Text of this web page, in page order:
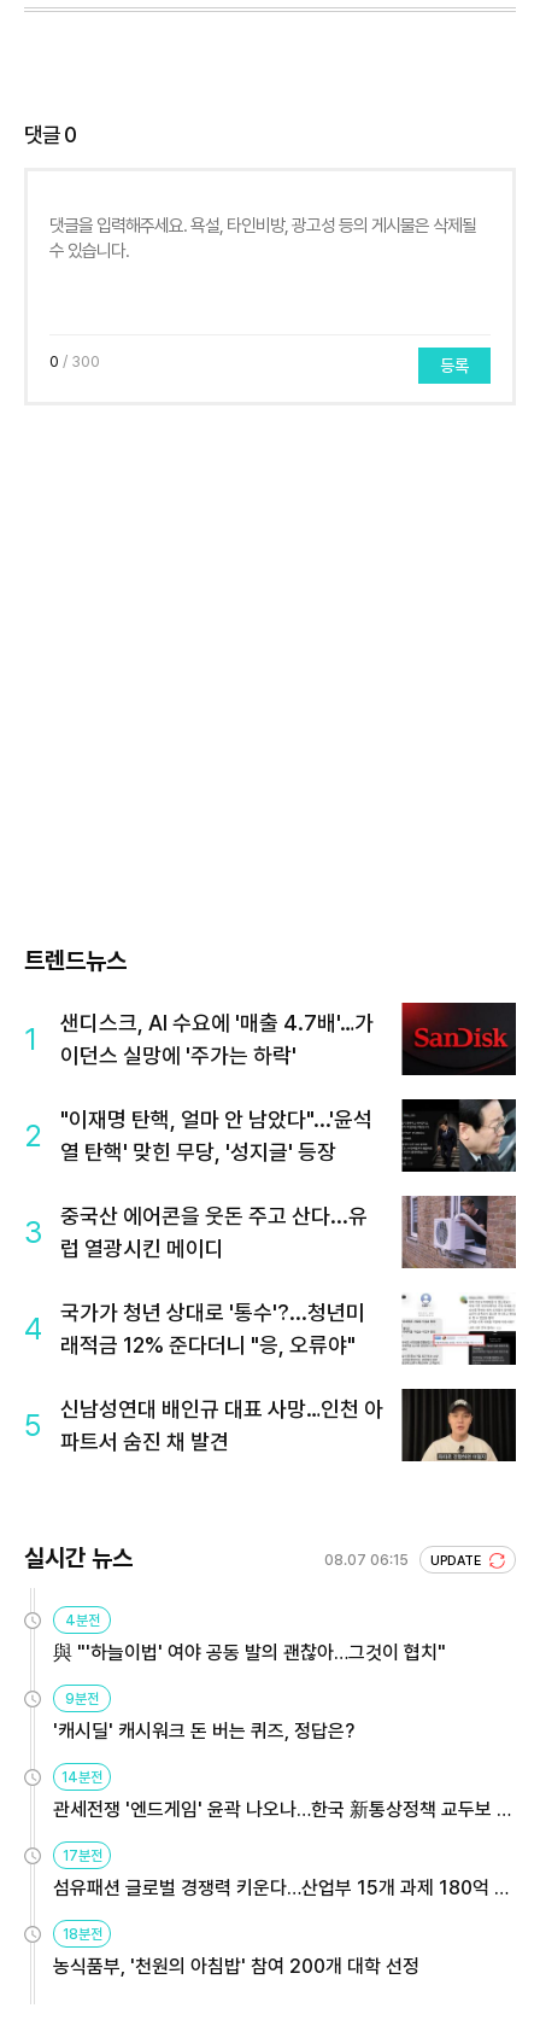
댓글0
0 / 300 등록
트렌드뉴스
1
샌디스크, AI 수요에 '매출 4.7배'…가
이던스 실망에 '주가는 하락'
2
"이재명 탄핵, 얼마 안 남았다"...'윤석
열 탄핵' 맞힌 무당, '성지글' 등장
3
중국산 에어콘을 웃돈 주고 산다...유
럽 열광시킨 메이디
4
국가가 청년 상대로 '통수'?...청년미
래적금 12% 준다더니 "응, 오류야"
5
신남성연대 배인규 대표 사망…인천 아
파트서 숨진 채 발견
실시간 뉴스 08.07 06:15 UPDATE
4분전
與 "'하늘이법' 여야 공동 발의 괜찮아…그것이 협치"
9분전
'캐시딜' 캐시워크 돈 버는 퀴즈, 정답은?
14분전
관세전쟁 '엔드게임' 윤곽 나오나…한국 新통상정책 교두보 활
용해야
17분전
섬유패션 글로벌 경쟁력 키운다…산업부 15개 과제 180억 지
원
18분전
농식품부, '천원의 아침밥' 참여 200개 대학 선정